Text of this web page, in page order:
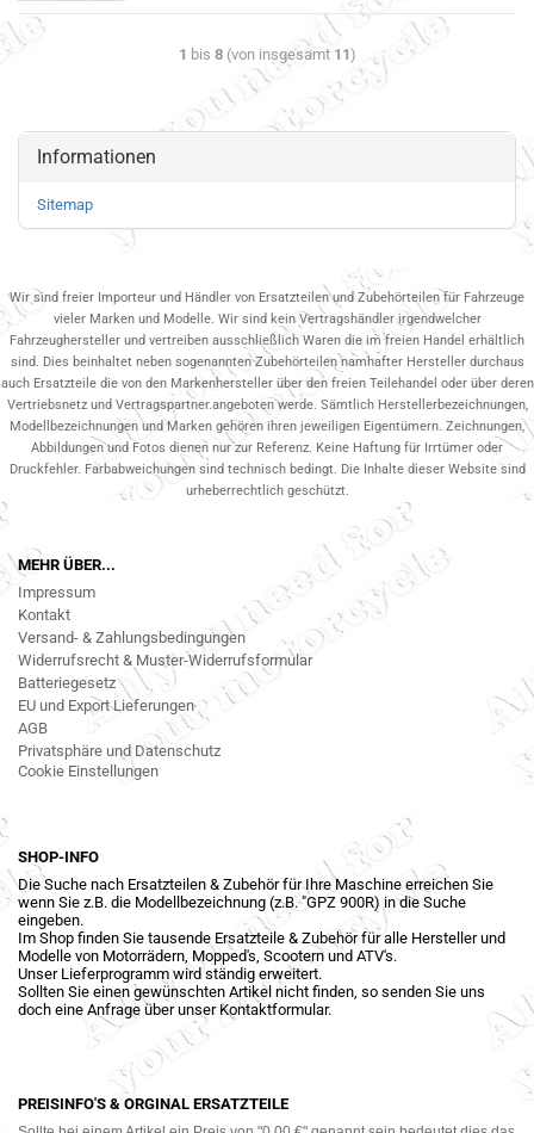
1 bis 8(von insgesamt 11)
Informationen
Sitemap
Wir sind freier Importeur und Händler von Ersatzteilen und Zubehörteilen für Fahrzeuge
vieler Marken und Modelle. Wir sind kein Vertragshändler irgendwelcher
Fahrzeughersteller und vertreiben ausschließlich Waren die im freien Handel erhältlich
sind. Dies beinhaltet neben sogenannten Zubehörteilen namhafter Hersteller durchaus
auch Ersatzteile die von den Markenhersteller über den freien Teilehandel oder über deren
Vertriebsnetz und Vertragspartner.angeboten werde. Sämtlich Herstellerbezeichnungen,
Modellbezeichnungen und Marken gehören ihren jeweiligen Eigentümern. Zeichnungen,
Abbildungen und Fotos dienen nur zur Referenz. Keine Haftung für Irrtümer oder
Druckfehler. Farbabweichungen sind technisch bedingt. Die Inhalte dieser Website sind
urheberrechtlich geschützt.
MEHR ÜBER...
Impressum
Kontakt
Versand- & Zahlungsbedingungen
Widerrufsrecht & Muster-Widerrufsformular
Batteriegesetz
EU und Export Lieferungen
AGB
Privatsphäre und Datenschutz
Cookie Einstellungen
SHOP-INFO
Die Suche nach Ersatzteilen & Zubehör für Ihre Maschine erreichen Sie
wenn Sie z.B. die Modellbezeichnung (z.B. "GPZ 900R) in die Suche
eingeben.
Im Shop finden Sie tausende Ersatzteile & Zubehör für alle Hersteller und
Modelle von Motorrädern, Mopped's, Scootern und ATV's.
Unser Lieferprogramm wird ständig erweitert.
Sollten Sie einen gewünschten Artikel nicht finden, so senden Sie uns
doch eine Anfrage über unser Kontaktformular.
PREISINFO'S & ORGINAL ERSATZTEILE